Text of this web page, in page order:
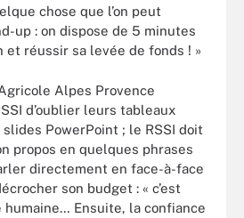
chose que l’on peut
up : on dispose de 5 minutes
et réussir sa levée de fonds ! »
Alpes Provence
d’oublier leurs tableaux
PowerPoint ; le RSSI doit
propos en quelques phrases
directement en face-à-face
son budget : « c’est
humaine… Ensuite, la confiance